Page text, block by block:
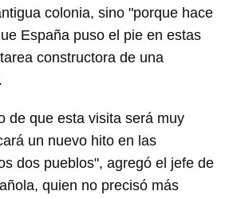
colonia, sino "porque hace
España puso el pie en estas
constructora de una
de que esta visita será muy
un nuevo hito en las
dos pueblos", agregó el jefe de
quien no precisó más